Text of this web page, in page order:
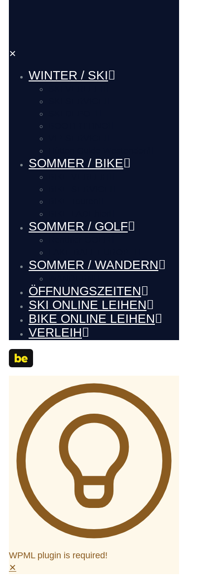
✕
WINTER / SKI
SOMMER / BIKE
SOMMER / GOLF
SOMMER / WANDERN
ÖFFNUNGSZEITEN
SKI ONLINE LEIHEN
BIKE ONLINE LEIHEN
VERLEIH
WPML plugin is required!
✕